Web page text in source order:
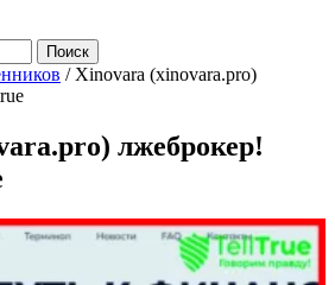
/ Xinovara (xinovara.pro)
лжеброкер!